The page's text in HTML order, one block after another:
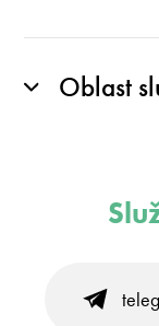
Oblast